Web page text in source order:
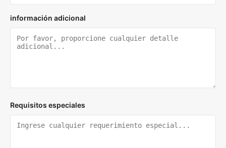
información adicional
Requisitos especiales